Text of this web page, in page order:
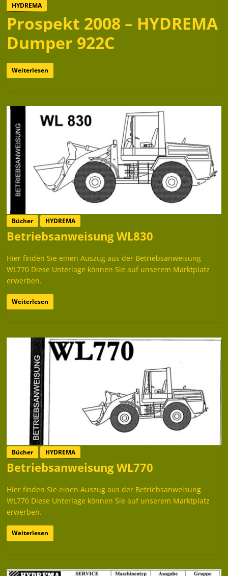
HYDREMA
Prospekt 2008 – HYDREMA
Dumper 922C
Weiterlesen
Bücher HYDREMA
Betriebsanweisung WL830
Hier finden Sie einen Auszug aus der Betriebsanweisung
WL770 Diese Unterlage können Sie auf unserem Marktplatz
erwerben.
Weiterlesen
Bücher HYDREMA
Betriebsanweisung WL770
Hier finden Sie einen Auszug aus der Betriebsanweisung
WL770 Diese Unterlage können Sie auf unserem Marktplatz
erwerben.
Weiterlesen